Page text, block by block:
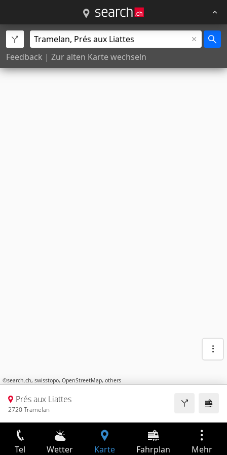
Feedback | Zur alten Karte wechseln
©search.ch, swisstopo, OpenStreetMap, others
Prés aux Liattes
2720 Tramelan
Tel Wetter Karte Fahrplan Mehr